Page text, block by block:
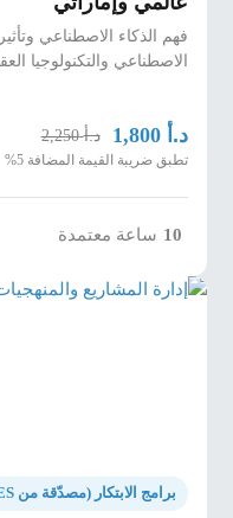
فهم الذكاء الاصطناعي
الاصطناعي والتكنولوجيا
د.أ 1,800 د.أ2,250
تطبق ضريبة القيمة المضافة 5%
10 ساعة معتمدة
برامج الابتكار (مصدّقة من REES - دائرة الأراضي والأملاك دبي)